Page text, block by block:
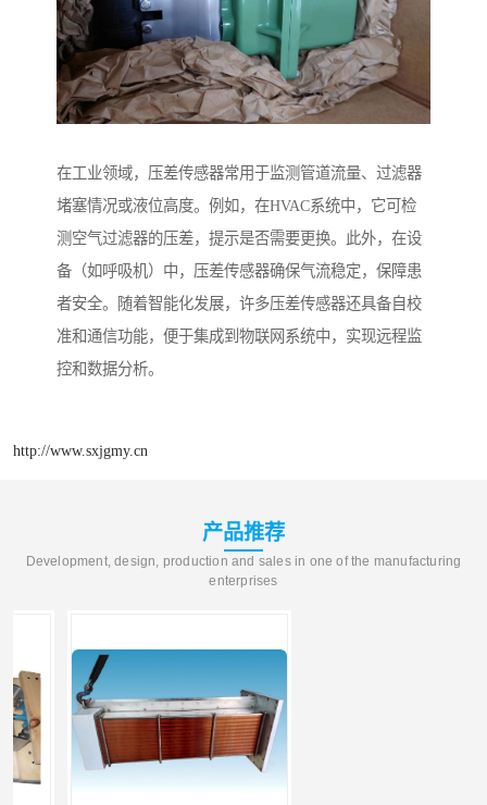
在工业领域，压差传感器常用于监测管道流量、过滤器
堵塞情况或液位高度。例如，在HVAC系统中，它可检
测空气过滤器的压差，提示是否需要更换。此外，在设
备（如呼吸机）中，压差传感器确保气流稳定，保障患
者安全。随着智能化发展，许多压差传感器还具备自校
准和通信功能，便于集成到物联网系统中，实现远程监
控和数据分析。
http://www.sxjgmy.cn
产品推荐
Development, design, production and sales in one of the manufacturing
enterprises